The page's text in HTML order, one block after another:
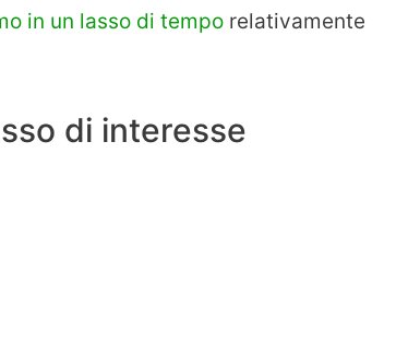
in un lasso di tempo relativamente
di interesse